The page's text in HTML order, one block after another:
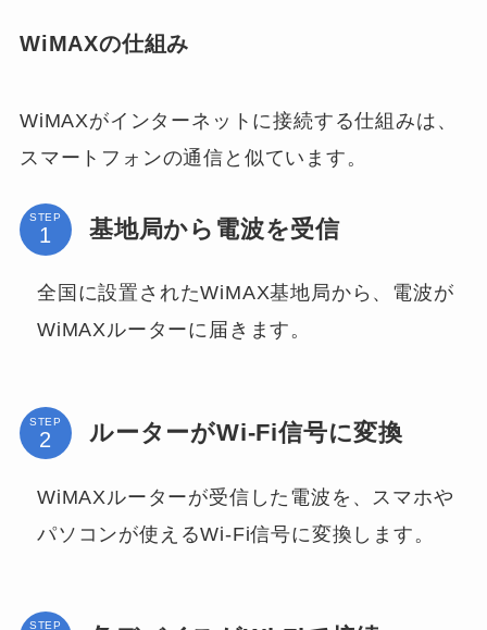
WiMAXの仕組み
WiMAXがインターネットに接続する仕組みは、
スマートフォンの通信と似ています。
STEP 基地局から電波を受信
全国に設置されたWiMAX基地局から、電波が
WiMAXルーターに届きます。
STEP ルーターがWi-Fi信号に変換
WiMAXルーターが受信した電波を、スマホや
パソコンが使えるWi-Fi信号に変換します。
STEP